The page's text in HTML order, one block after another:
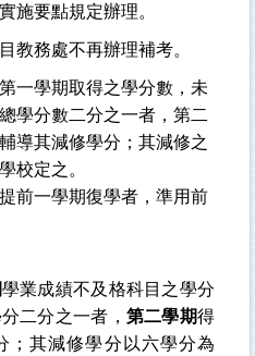
施要點規定辦理。
教務處不再辦理補考。
一學期取得之學分數，未
學分數二分之一者，第二
導其減修學分；其減修之
校定之。
前一學期復學者，準用前
學業成績不及格科目之學分
二分之一者， 第二學期得
；其減修學分以六學分為